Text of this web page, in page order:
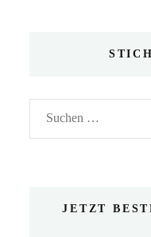
Suchen
nach:
JETZT